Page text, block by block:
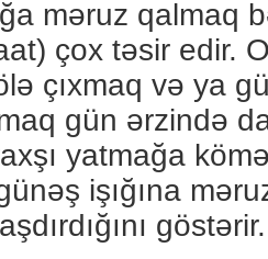
məruz qalmaq
çox təsir edir.
çıxmaq və ya
gün ərzində
yatmağa
işığına
göstərir.